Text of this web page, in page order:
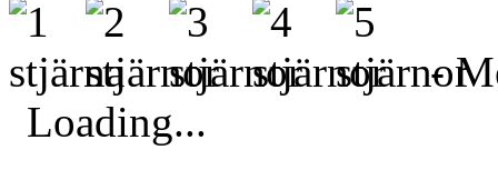
-
Loading...